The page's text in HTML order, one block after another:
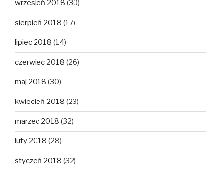
wrzesień 2018 (30)
sierpień 2018 (17)
lipiec 2018 (14)
czerwiec 2018 (26)
maj 2018 (30)
kwiecień 2018 (23)
marzec 2018 (32)
luty 2018 (28)
styczeń 2018 (32)